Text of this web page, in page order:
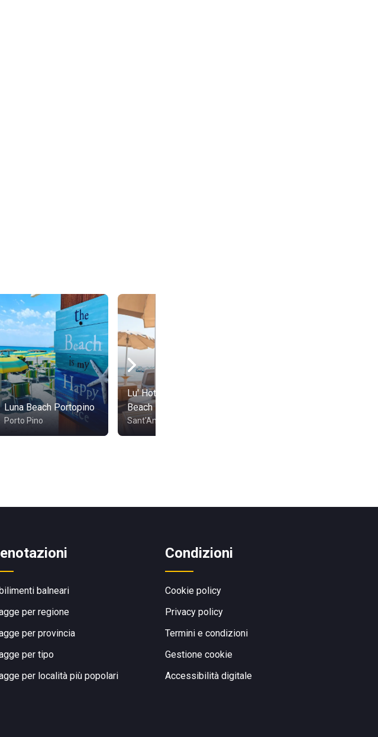
Luna Beach Portopino
Porto Pino
Lu' Hotel Maladroxia
Beach
Sant'Antioco
balneari
per regione
per provincia
per tipo
per località più popolari
Condizioni
Cookie policy
Privacy policy
Termini e condizioni
Gestione cookie
Accessibilità digitale